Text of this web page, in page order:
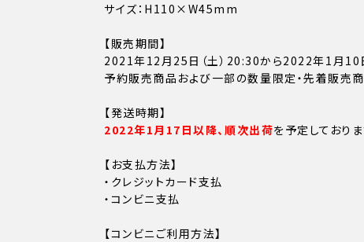
サイズ：H110×W45mm
【販売期間】
2021年12月25日（土）20:30から2022年1月10
予約販売商品および一部の数量限定・先着販売
【発送時期】
2022年1月17日以降、順次出荷を予定しておりま
【お支払方法】
・クレジットカード支払
・コンビニ支払
【コンビニご利用方法】